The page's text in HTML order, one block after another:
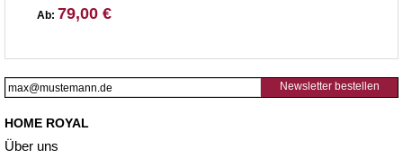
Ab: 79,00 €
Newsletter bestellen
HOME ROYAL
Über uns